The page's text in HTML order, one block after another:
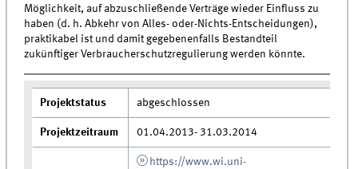
Möglichkeit, auf abzuschließende Verträge wieder Einfluss zu
haben (d. h. Abkehr von Alles- oder-Nichts-Entscheidungen),
praktikabel ist und damit gegebenenfalls Bestandteil
zukünftiger Verbraucherschutzregulierung werden könnte.
Projektstatus abgeschlossen
Projektzeitraum 01.04.2013- 31.03.2014
https://www.wi.uni-